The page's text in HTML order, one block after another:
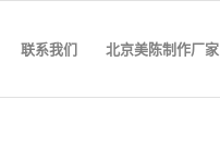
联系我们 北京美陈制作厂家